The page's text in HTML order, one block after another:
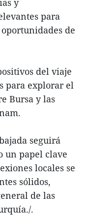
para
de
del viaje
para explorar el
Bursa y las
seguirá
un papel clave
locales se
sólidos,
de las
.